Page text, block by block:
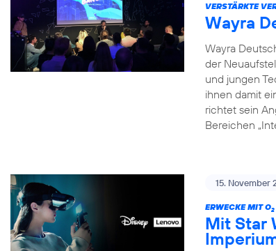
VERSTÄRKTE
Wayra
Wayra
der
und jungen
ihnen damit
richtet sein
Bereichen
15. November
ERWECKE MIT O2
Mit Star